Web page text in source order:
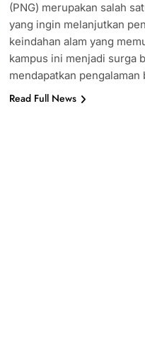
(PNG) merupakan salah
yang ingin melanjutkan
keindahan alam yang
kampus ini menjadi surga
mendapatkan
Read Full News